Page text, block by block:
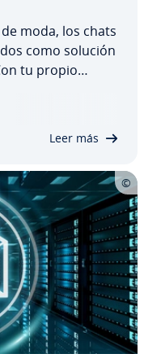
moda, los chats
como solución
tu propio
que solo pueden
Leer más